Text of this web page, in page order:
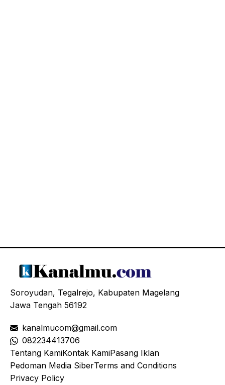
Soroyudan, Tegalrejo, Kabupaten Magelang
Jawa Tengah 56192
kanalmucom@gmail.com
082234413706
Tentang KamiKontak KamiPasang Iklan
Pedoman Media SiberTerms and Conditions
Privacy Policy